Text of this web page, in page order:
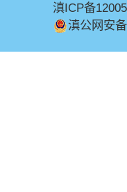
滇ICP备
滇公网安